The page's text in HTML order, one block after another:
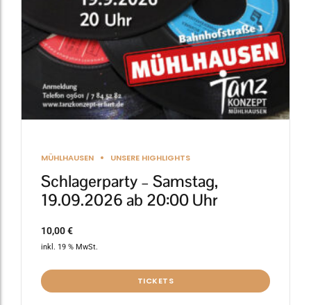
MÜHLHAUSEN UNSERE HIGHLIGHTS
Schlagerparty – Samstag,
19.09.2026 ab 20:00 Uhr
10,00€
inkl. 19 % MwSt.
TICKETS